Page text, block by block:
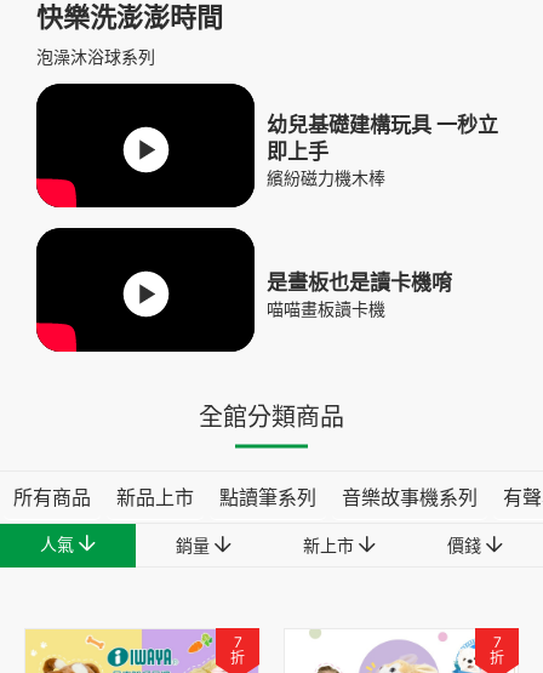
快樂洗澎澎時間
泡澡沐浴球系列
幼兒基礎建構玩具 一秒立
即上手
繽紛磁力機木棒
是畫板也是讀卡機唷
喵喵畫板讀卡機
全館分類商品
所有商品 新品上市 點讀筆系列 音樂故事機系列 有
人氣 銷量 新上市 價錢
7
折
7
折